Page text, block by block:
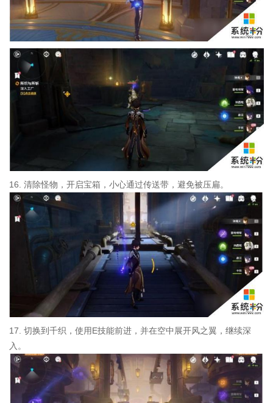
16. 清除怪物，开启宝箱，小心通过传送带，避免被压扁。
17. 切换到千织，使用E技能前进，并在空中展开风之翼，继续深
入。